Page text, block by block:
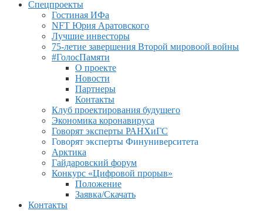
Спецпроекты
Гостиная ИФа
NFT Юрия Аратовского
Лучшие инвесторы
75-летие завершения Второй мировоой войны
#ГолосПамяти
О проекте
Новости
Партнеры
Контакты
Клуб проектирования будущего
Экономика коронавируса
Говорят эксперты РАНХиГС
Говорят эксперты Финуниверситета
Арктика
Гайдаровский форум
Конкурс «Цифровой прорыв»
Положение
Заявка/Скачать
Контакты